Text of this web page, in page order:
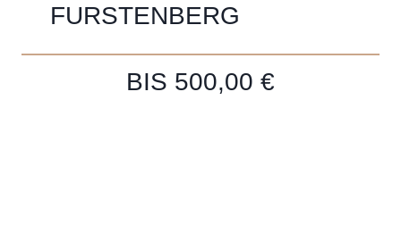
FURSTENBERG
BIS 500,00 €